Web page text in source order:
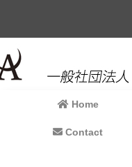
Home
Contact